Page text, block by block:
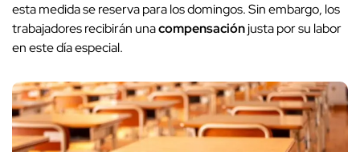
esta medida se reserva para los domingos. Sin embargo, los
trabajadores recibirán unacompensaciónjusta por su labor
en este día especial.